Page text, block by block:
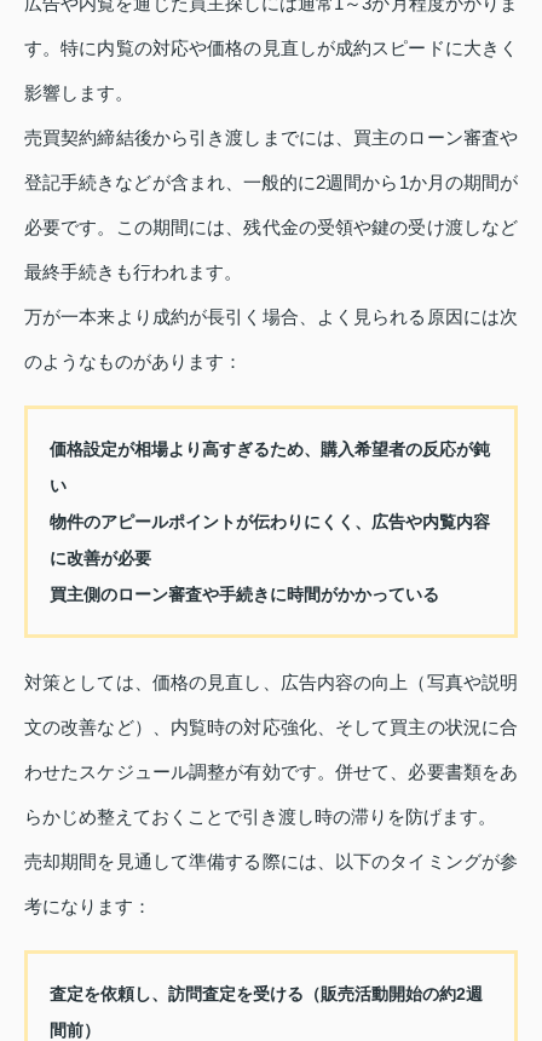
す。特に内覧の対応や価格の見直しが成約スピードに大きく
影響します。
売買契約締結後から引き渡しまでには、買主のローン審査や
登記手続きなどが含まれ、一般的に2週間から1か月の期間が
必要です。この期間には、残代金の受領や鍵の受け渡しなど
最終手続きも行われます。
万が一本来より成約が長引く場合、よく見られる原因には次
のようなものがあります：
価格設定が相場より高すぎるため、購入希望者の反応が鈍
い
物件のアピールポイントが伝わりにくく、広告や内覧内容
に改善が必要
買主側のローン審査や手続きに時間がかかっている
対策としては、価格の見直し、広告内容の向上（写真や説明
文の改善など）、内覧時の対応強化、そして買主の状況に合
わせたスケジュール調整が有効です。併せて、必要書類をあ
らかじめ整えておくことで引き渡し時の滞りを防げます。
売却期間を見通して準備する際には、以下のタイミングが参
考になります：
査定を依頼し、訪問査定を受ける（販売活動開始の約2週
間前）